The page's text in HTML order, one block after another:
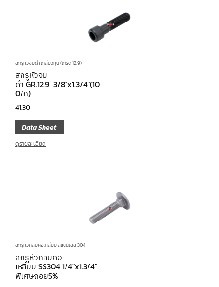
สกรูหัวจมดำ เกลียวหุน (เกรด 12.9)
สกรูหัวจม
ดำ GR.12.9 3/8″x1.3/4″(10
0/ก)
41.30
Data Sheet
ดูรายละเอียด
สกรูหัวกลมคอเหลี่ยม สแตนเลส 304
สกรูหัวกลมคอ
เหลี่ยม SS304 1/4″x1.3/4″
พิเศษถอย5%